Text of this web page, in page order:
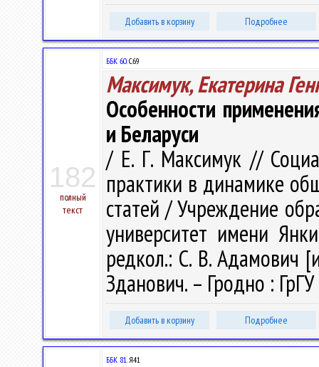
Добавить в корзину Подробнее
182
полный
текст
ББК 60.С69
Максимук, Екатерина
Особенности
и Беларуси
/ Е. Г. Максимук //
практики в динамике
статей / Учреждение
университет имени
редкол.: С. В. Адамович
Зданович. – Гродно :
Добавить в корзину Подробнее
ББК 81.Я41